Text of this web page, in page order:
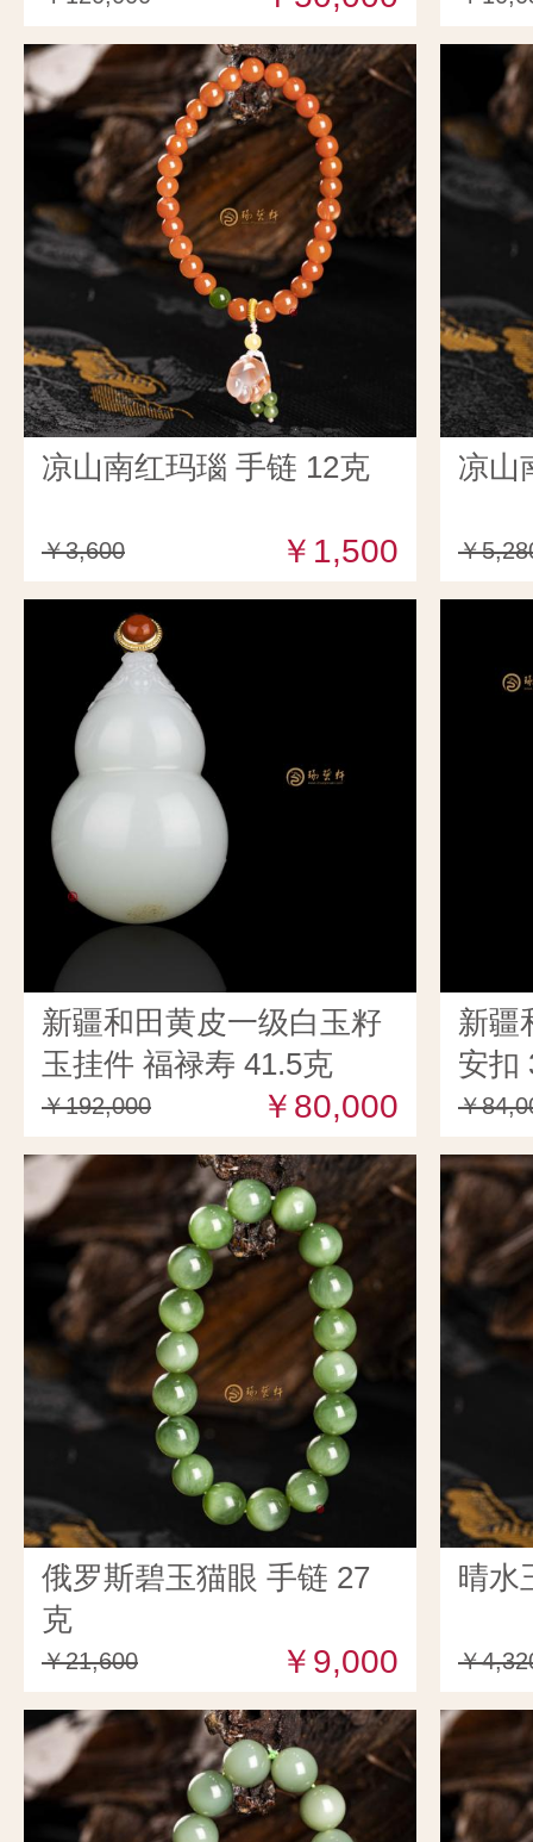
凉山南红玛瑙 手链 12克
￥3,600 ￥1,500
凉山
￥
新疆和田黄皮一级白玉籽
玉挂件 福禄寿 41.5克
￥192,000 ￥80,000
新疆
安扣
￥
俄罗斯碧玉猫眼 手链 27
克
￥21,600 ￥9,000
晴水
￥